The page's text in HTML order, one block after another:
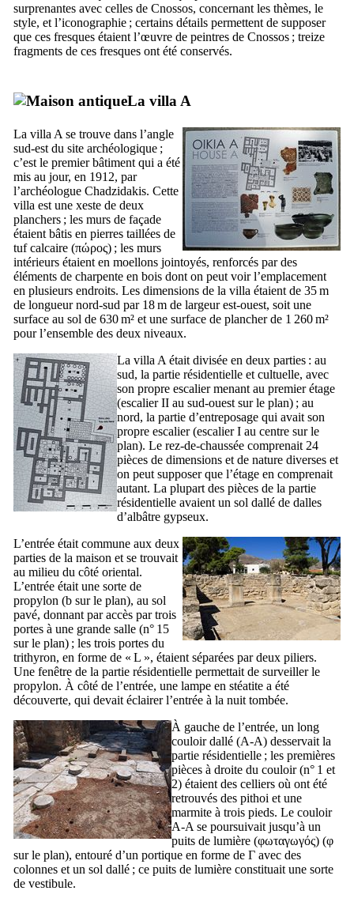
surprenantes avec celles de Cnossos, concernant les thèmes, le
style, et l’iconographie ; certains détails permettent de supposer
que ces fresques étaient l’œuvre de peintres de Cnossos ; treize
fragments de ces fresques ont été conservés.
La villa A
La villa A se trouve dans l’angle
sud-est du site archéologique ;
c’est le premier bâtiment qui a été
mis au jour, en 1912, par
l’archéologue Chadzidakis. Cette
villa est une xeste de deux
planchers ; les murs de façade
étaient bâtis en pierres taillées de
tuf calcaire (πώρος) ; les murs
intérieurs étaient en moellons jointoyés, renforcés par des
éléments de charpente en bois dont on peut voir l’emplacement
en plusieurs endroits. Les dimensions de la villa étaient de 35 m
de longueur nord-sud par 18 m de largeur est-ouest, soit une
surface au sol de 630 m² et une surface de plancher de 1 260 m²
pour l’ensemble des deux niveaux.
La villa A était divisée en deux parties : au
sud, la partie résidentielle et cultuelle, avec
son propre escalier menant au premier étage
(escalierII au sud-ouest sur le plan) ; au
nord, la partie d’entreposage qui avait son
propre escalier (escalierI au centre sur le
plan). Le rez-de-chaussée comprenait 24
pièces de dimensions et de nature diverses et
on peut supposer que l’étage en comprenait
autant. La plupart des pièces de la partie
résidentielle avaient un sol dallé de dalles
d’albâtre gypseux.
L’entrée était commune aux deux
parties de la maison et se trouvait
au milieu du côté oriental.
L’entrée était une sorte de
propylon (b sur le plan), au sol
pavé, donnant par accès par trois
portes à une grande salle (n° 15
sur le plan) ; les trois portes du
trithyron, en forme de « L », étaient séparées par deux piliers.
Une fenêtre de la partie résidentielle permettait de surveiller le
propylon. À côté de l’entrée, une lampe en stéatite a été
découverte, qui devait éclairer l’entrée à la nuit tombée.
À gauche de l’entrée, un long
couloir dallé (A-A) desservait la
partie résidentielle ; les premières
pièces à droite du couloir (n° 1 et
2) étaient des celliers où ont été
retrouvés des pithoi et une
marmite à trois pieds. Le couloir
A-A se poursuivait jusqu’à un
puits de lumière (φωταγωγός) (φ
sur le plan), entouré d’un portique en forme de Γ avec des
colonnes et un sol dallé ; ce puits de lumière constituait une sorte
de vestibule.